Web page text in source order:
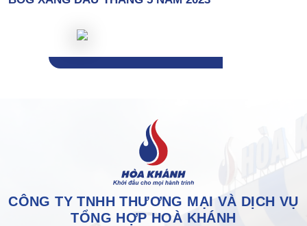
CÔNG TY TNHH THƯƠNG MẠI VÀ DỊCH VỤ
TỔNG HỢP HOÀ KHÁNH